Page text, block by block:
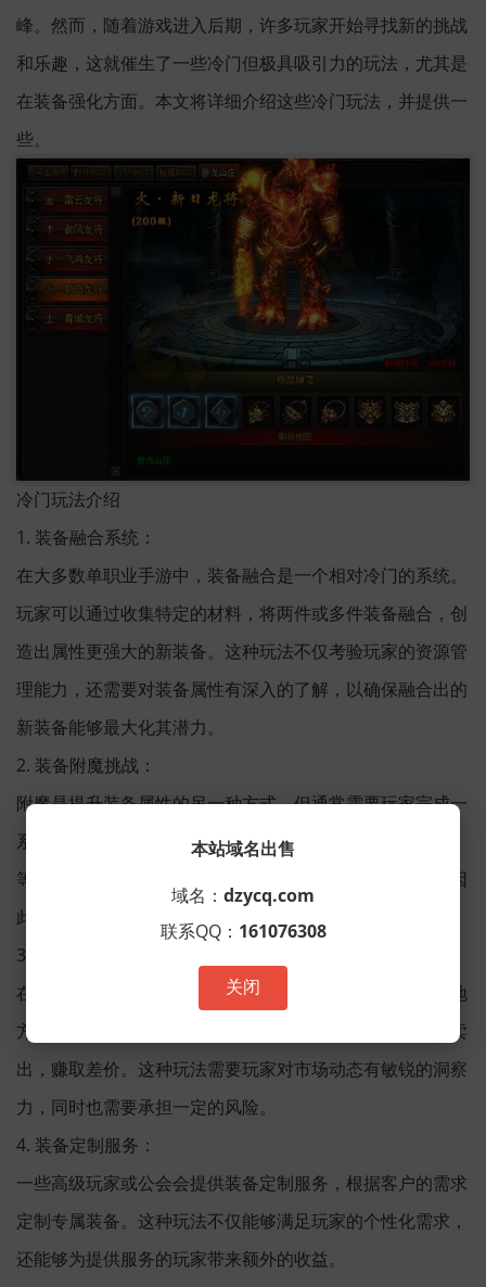
峰。然而，随着游戏进入后期，许多玩家开始寻找新的挑战
和乐趣，这就催生了一些冷门但极具吸引力的玩法，尤其是
在装备强化方面。本文将详细介绍这些冷门玩法，并提供一
些。
冷门玩法介绍
1. 装备融合系统：
在大多数单职业手游中，装备融合是一个相对冷门的系统。
玩家可以通过收集特定的材料，将两件或多件装备融合，创
造出属性更强大的新装备。这种玩法不仅考验玩家的资源管
理能力，还需要对装备属性有深入的了解，以确保融合出的
新装备能够最大化其潜力。
2. 装备附魔挑战：
附魔是提升装备属性的另一种方式，但通常需要玩家完成一
系列挑战任务，如击败特定的BOSS、完成高难度的副本
等。这些挑战不仅难度较高，而且附魔的成功率也较低，因
此很多玩家在游戏后期才开始尝试这种玩法。
3. 装备交易与投资：
在单职业手游中，装备交易市场是一个充满机遇和风险的地
方。玩家可以通过购买低价装备，然后在市场需求高涨时卖
出，赚取差价。这种玩法需要玩家对市场动态有敏锐的洞察
力，同时也需要承担一定的风险。
4. 装备定制服务：
一些高级玩家或公会会提供装备定制服务，根据客户的需求
定制专属装备。这种玩法不仅能够满足玩家的个性化需求，
还能够为提供服务的玩家带来额外的收益。
本站域名出售
域名： dzycq.com
联系QQ： 161076308
关闭